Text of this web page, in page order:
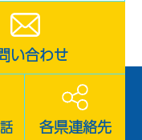
い合わせ
各県連絡先